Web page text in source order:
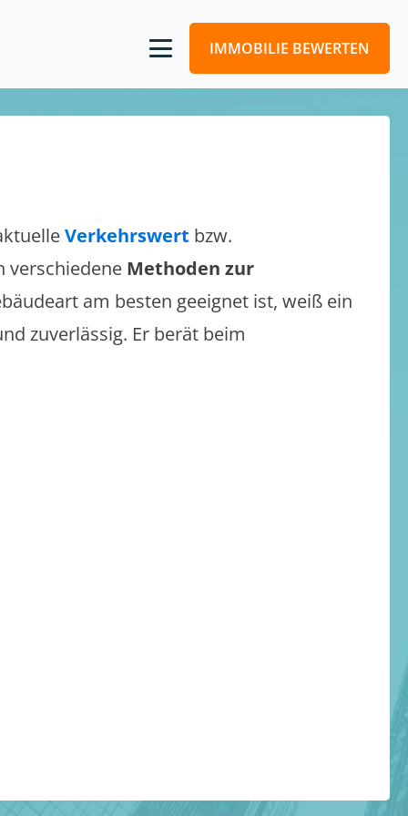
IMMOBILIE BEWERTEN
Verkehrswert bzw.
verschiedene Methoden zur
am besten geeignet ist, weiß ein
zuverlässig. Er berät beim